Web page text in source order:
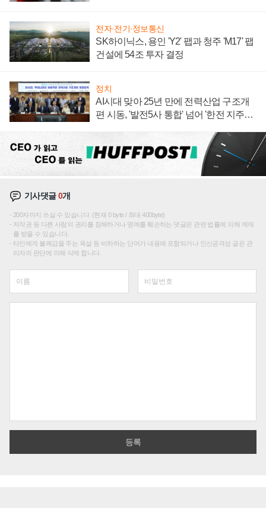
전자·전기·정보통신
SK하이닉스, 용인 'Y2' 팹과 청주 'M17' 팹
건설에 54조 투자 결정
정치
AI시대 맞아 25년 만에 전력산업 구조개
편 시동, '발전5사 통합' 넘어 '한전 지주사'
기사댓글0개
200자까지 쓰실 수 있습니다. (현재 0 byte / 최대 400byte)
저작권 등 다른 사람의 권리를 침해하거나 명예를 훼손하는 댓글은 관련 법률에 의해 제재
를 받을 수 있습니다.
타인에게 불쾌감을 주는 욕설 등 비하하는 단어가 내용에 포함되거나 인신공격성 글은 관
리자의 판단에 의해 삭제 합니다.